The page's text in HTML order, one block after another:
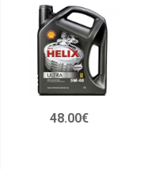
48.00€